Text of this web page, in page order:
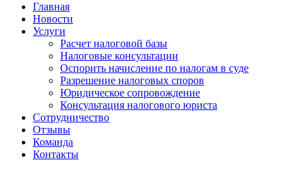
Главная
Новости
Услуги
Расчет налоговой базы
Налоговые консультации
Оспорить начисление по налогам в суде
Разрешение налоговых споров
Юридическое сопровождение
Консультация налогового юриста
Сотрудничество
Отзывы
Команда
Контакты